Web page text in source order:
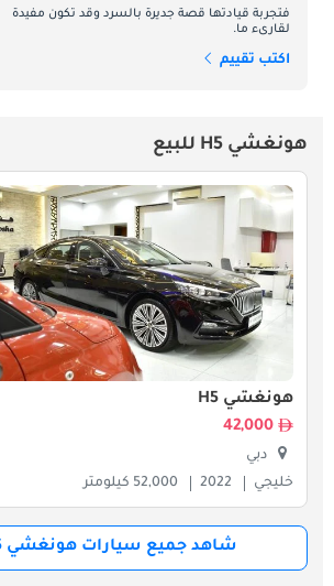
فتجربة قيادتها قصة جديرة بالسرد وقد تكون مفيدة
لقارىء ما.
اكتب تقييم
هونغشي H5 للبيع
هونغشي H5
42,000
دبي
خليجي
2022 52,000 كيلومتر
شاهد جميع سيارات هونغشي H5 للبيع